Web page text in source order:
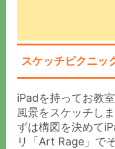
スケッチピクニッ
iPadを持ってお教
風景をスケッチし
ずは構図を決めて
リ「Art Rage」で